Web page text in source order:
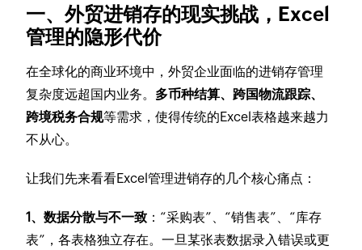
一、外贸进销存的现实挑战，Excel
管理的隐形代价
在全球化的商业环境中，外贸企业面临的进销存管理
复杂度远超国内业务。 多币种结算、跨国物流跟踪、
跨境税务合规等需求，使得传统的Excel表格越来越力
不从心。
让我们先来看看Excel管理进销存的几个核心痛点：
1、数据分散与不一致 ：“采购表”、“销售表”、“库存
表”，各表格独立存在。一旦某张表数据录入错误或更